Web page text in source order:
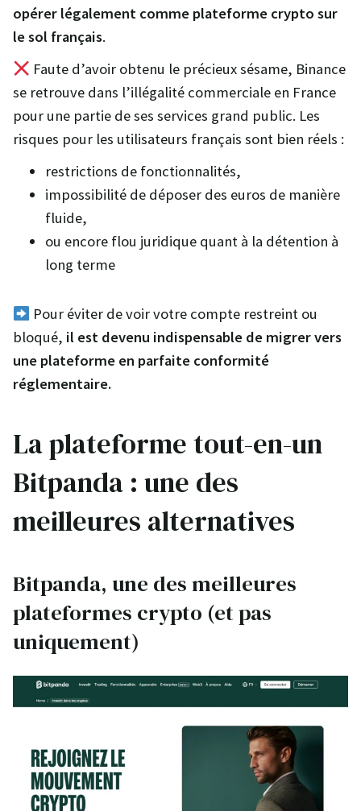
opérer légalement comme plateforme crypto sur
le sol français.
Faute d’avoir obtenu le précieux sésame, Binance
se retrouve dans l’illégalité commerciale en France
pour une partie de ses services grand public. Les
risques pour les utilisateurs français sont bien réels :
restrictions de fonctionnalités,
impossibilité de déposer des euros de manière
fluide,
ou encore flou juridique quant à la détention à
long terme
Pour éviter de voir votre compte restreint ou
bloqué, il est devenu indispensable de migrer vers
une plateforme en parfaite conformité
réglementaire.
La plateforme tout-en-un
Bitpanda : une des
meilleures alternatives
Bitpanda, une des meilleures
plateformes crypto (et pas
uniquement)